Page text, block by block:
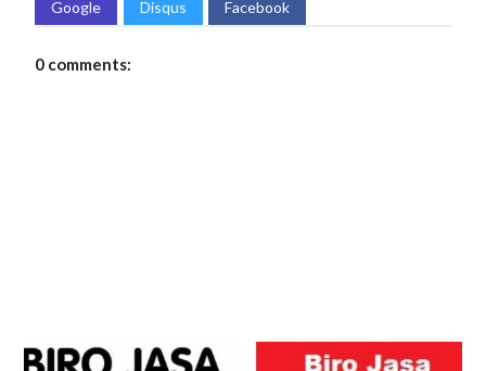
Google Disqus Facebook
0 comments: